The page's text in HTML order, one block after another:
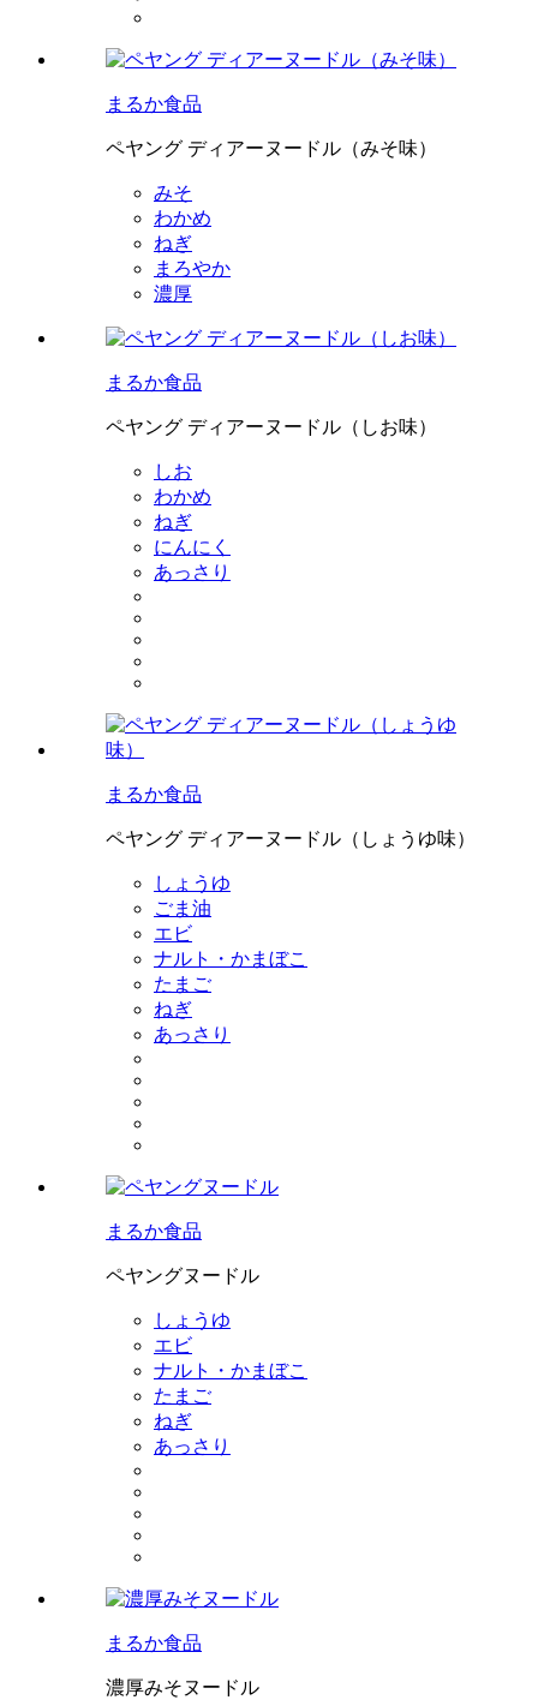
まるか食品
ペヤング ディアーヌードル（みそ味）
みそ
わかめ
ねぎ
まろやか
濃厚
まるか食品
ペヤング ディアーヌードル（しお味）
しお
わかめ
ねぎ
にんにく
あっさり
まるか食品
ペヤング ディアーヌードル（しょうゆ味）
しょうゆ
ごま油
エビ
ナルト・かまぼこ
たまご
ねぎ
あっさり
まるか食品
ペヤングヌードル
しょうゆ
エビ
ナルト・かまぼこ
たまご
ねぎ
あっさり
まるか食品
濃厚みそヌードル